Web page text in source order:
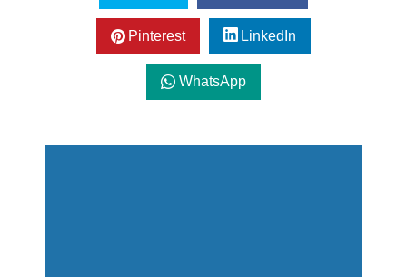
Pinterest LinkedIn
WhatsApp